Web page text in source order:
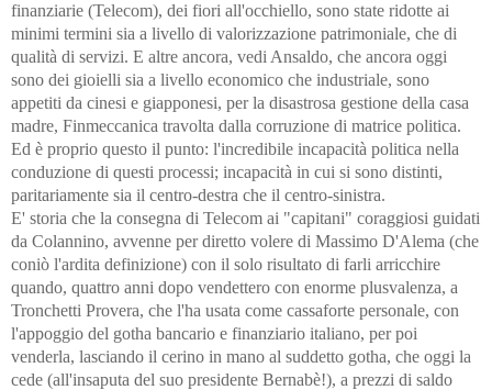
finanziarie (Telecom), dei fiori all'occhiello, sono state ridotte ai
minimi termini sia a livello di valorizzazione patrimoniale, che di
qualità di servizi. E altre ancora, vedi Ansaldo, che ancora oggi
sono dei gioielli sia a livello economico che industriale, sono
appetiti da cinesi e giapponesi, per la disastrosa gestione della casa
madre, Finmeccanica travolta dalla corruzione di matrice politica.
Ed è proprio questo il punto: l'incredibile incapacità politica nella
conduzione di questi processi; incapacità in cui si sono distinti,
paritariamente sia il centro-destra che il centro-sinistra.
E' storia che la consegna di Telecom ai "capitani" coraggiosi guidati
da Colannino, avvenne per diretto volere di Massimo D'Alema (che
coniò l'ardita definizione) con il solo risultato di farli arricchire
quando, quattro anni dopo vendettero con enorme plusvalenza, a
Tronchetti Provera, che l'ha usata come cassaforte personale, con
l'appoggio del gotha bancario e finanziario italiano, per poi
venderla, lasciando il cerino in mano al suddetto gotha, che oggi la
cede (all'insaputa del suo presidente Bernabè!), a prezzi di saldo